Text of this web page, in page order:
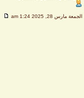
الجمعة مارس 28, 2025 1:24 am